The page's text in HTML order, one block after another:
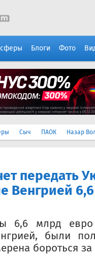
Блоги Фото
Сыч ПАОК Назар
передать
Венгрией
6,6 млрд
были
бороться